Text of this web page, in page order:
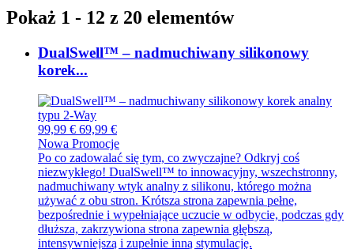
Pokaż 1 - 12 z 20 elementów
DualSwell™ – nadmuchiwany silikonowy
korek...
99,99 € 69,99 €
Nowa Promocje
Po co zadowalać się tym, co zwyczajne? Odkryj coś
niezwykłego! DualSwell™ to innowacyjny, wszechstronny,
nadmuchiwany wtyk analny z silikonu, którego można
używać z obu stron. Krótsza strona zapewnia pełne,
bezpośrednie i wypełniające uczucie w odbycie, podczas gdy
dłuższa, zakrzywiona strona zapewnia głębszą,
intensywniejszą i zupełnie inną stymulację.